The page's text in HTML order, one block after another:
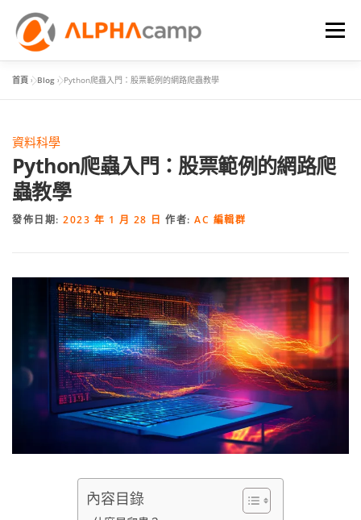
選單
FAQ
首頁 »Blog »Python爬蟲入門：股票範例的網路爬蟲教學
資料科學
Python爬蟲入門：股票範例的網路爬
蟲教學
發佈日期: 2023 年 1 月 28 日 作者: AC 編輯群
內容目錄